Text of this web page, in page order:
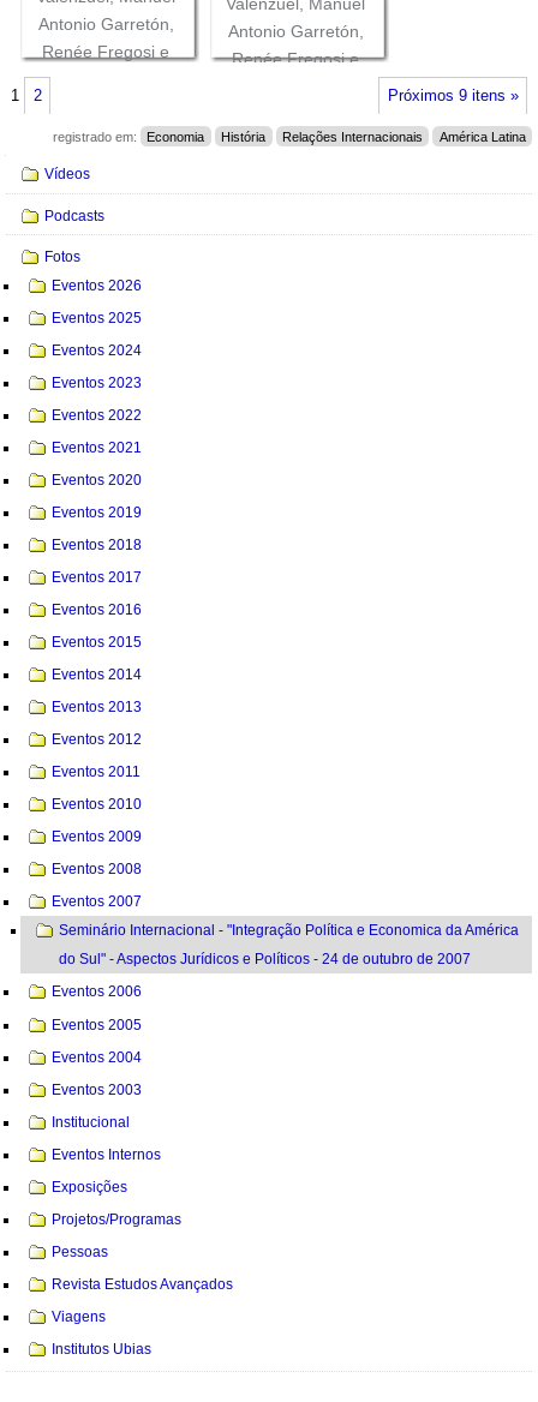
Antonio Garretón,
Renée Fregosi e
Antonio Garretón,
Renée Fregosi e
Próximos 9 itens »
1 2
registrado em: Economia História Relações Internacionais América Latina
Navegação
Vídeos
Podcasts
Fotos
Eventos 2026
Eventos 2025
Eventos 2024
Eventos 2023
Eventos 2022
Eventos 2021
Eventos 2020
Eventos 2019
Eventos 2018
Eventos 2017
Eventos 2016
Eventos 2015
Eventos 2014
Eventos 2013
Eventos 2012
Eventos 2011
Eventos 2010
Eventos 2009
Eventos 2008
Eventos 2007
Seminário Internacional - "Integração Política e Economica da América
do Sul" - Aspectos Jurídicos e Políticos - 24 de outubro de 2007
Eventos 2006
Eventos 2005
Eventos 2004
Eventos 2003
Institucional
Eventos Internos
Exposições
Projetos/Programas
Pessoas
Revista Estudos Avançados
Viagens
Institutos Ubias